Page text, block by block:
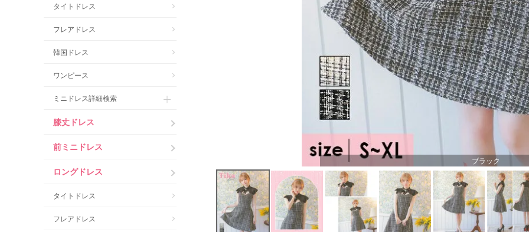
タイトドレス
フレアドレス
韓国ドレス
ワンピース
ミニドレス詳細検索
膝丈ドレス
前ミニドレス
ロングドレス
タイトドレス
フレアドレス
ブラック